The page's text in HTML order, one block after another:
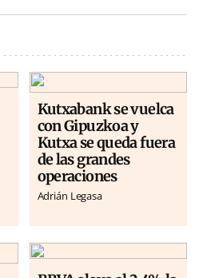
Kutxabank se vuelca
con Gipuzkoa y
Kutxa se queda fuera
de las grandes
operaciones
Adrián Legasa